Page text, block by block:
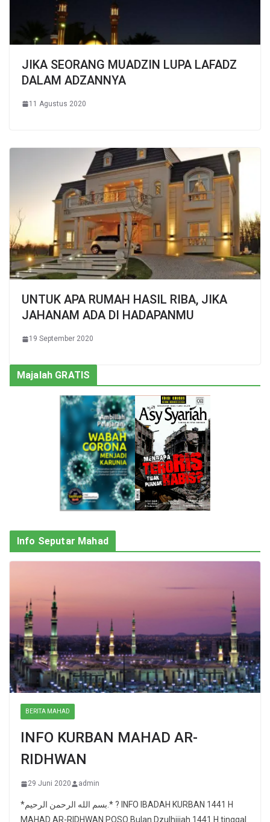
JIKA SEORANG MUADZIN LUPA LAFADZ
DALAM ADZANNYA
11 Agustus 2020
UNTUK APA RUMAH HASIL RIBA, JIKA
JAHANAM ADA DI HADAPANMU
19 September 2020
Majalah GRATIS
Info Seputar Mahad
BERITA MAHAD
INFO KURBAN MAHAD AR-
RIDHWAN
29 Juni 2020 admin
*بسم الله الرحمن الرحيم.* ? INFO IBADAH KURBAN 1441 H
MAHAD AR-RIDHWAN POSO Bulan Dzulhijjah 1441 H tinggal